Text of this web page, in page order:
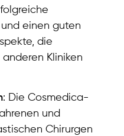
einen guten
die
Kliniken
: Die Cosmedica-
und
Chirurgen